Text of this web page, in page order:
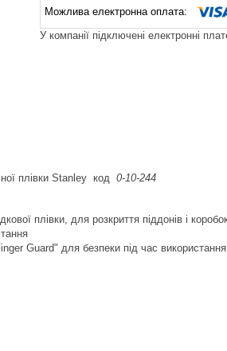
У компанії підключені електронні
плівки Stanley код 0-10-244
плівки, для розкриття піддонів і
Guard" для безпеки під час використання